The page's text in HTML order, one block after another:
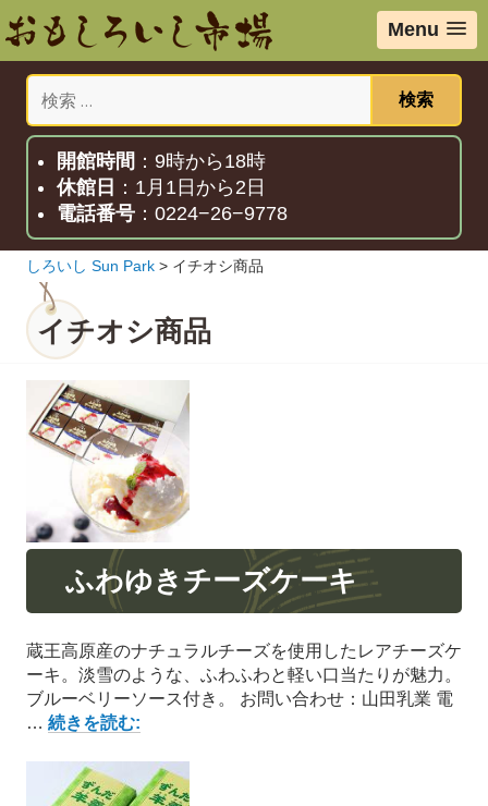
Menu
ン
テ
検
索:
開館時間 ：9時から18時
休館日 ：1月1日から2日
電話番号 ：0224−26−9778
しろいし Sun Park > イチオシ商品
イチオシ商品
ふわゆきチーズケーキ
蔵王高原産のナチュラルチーズを使用したレアチーズケ
ーキ。淡雪のような、ふわふわと軽い口当たりが魅力。
ブルーベリーソース付き。 お問い合わせ：山田乳業 電
… 続きを読む:
ゆ
き